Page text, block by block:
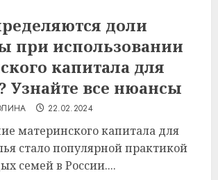
доли
при использовании
капитала для
Узнайте все нюансы
22.02.2024
материнского капитала для
стало популярной практикой
семей в России....